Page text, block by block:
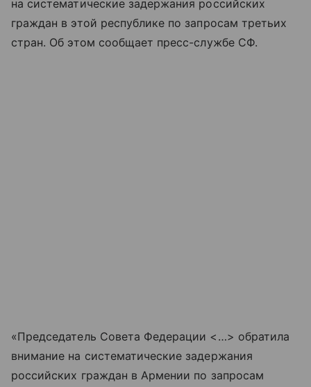
на систематические задержания российских
граждан в этой республике по запросам третьих
стран. Об этом сообщает пресс-службе СФ.
«Председатель Совета Федерации <…> обратила
внимание на систематические задержания
российских граждан в Армении по запросам